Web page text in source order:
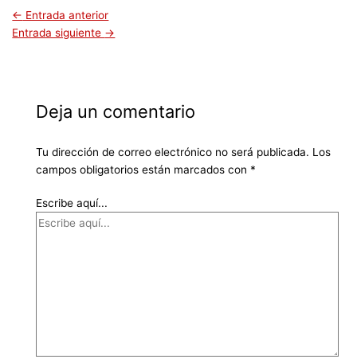
← Entrada anterior
Entrada siguiente →
Deja un comentario
Tu dirección de correo electrónico no será publicada. Los
campos obligatorios están marcados con *
Escribe aquí...